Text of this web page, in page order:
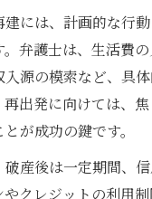
には、計画的な行
。弁護士は、生活費
源の模索など、具
再出発に向けては、
が成功の鍵です。
産後は一定期間、
クレジットの利用